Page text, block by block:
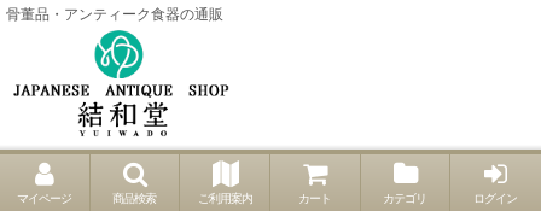
骨董品・アンティーク食器の通販
マイページ 商品検索 ご利用案内 カート カテゴリ ログイン